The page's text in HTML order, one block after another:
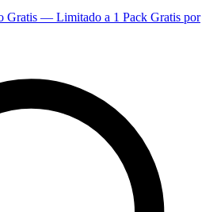
Gratis — Limitado a 1 Pack Gratis por